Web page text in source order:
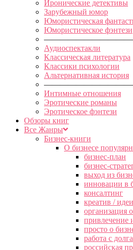
Иронические детективы
Зарубежный юмор
Юмористическая
Юмористическое фэнтези
Аудиоспектакли
Классическая литература
Классики психологии
Альтернативная история
Интимные отношения
Эротические романы
Эротическое фэнтези
Обзоры книг
Все Жанры
Бизнес-книги
О бизнесе
бизнес-план
бизнес-
выход из
инновации в
консалтинг
креатив / идеи
организация
привлечение
просто о
работа с
российская